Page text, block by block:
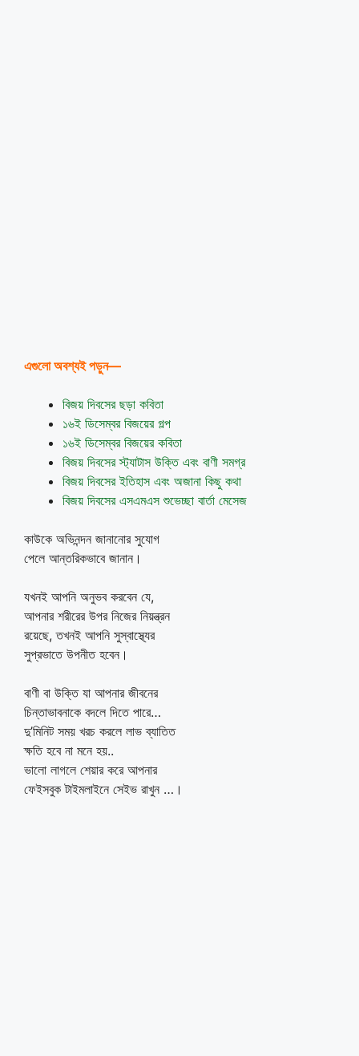
এগুলো অবশ্যই পড়ুন—
বিজয় দিবসের ছড়া কবিতা
১৬ই ডিসেম্বর বিজয়ের গল্প
১৬ই ডিসেম্বর বিজয়ের কবিতা
বিজয় দিবসের স্ট্যাটাস উক্তি এবং বাণী সমগ্র
বিজয় দিবসের ইতিহাস এবং অজানা কিছু কথা
বিজয় দিবসের এসএমএস শুভেচ্ছা বার্তা মেসেজ
কাউকে অভিনন্দন জানানোর সুযোগ
পেলে আন্তরিকভাবে জানান।
যখনই আপনি অনুভব করবেন যে,
আপনার শরীরের উপর নিজের নিয়ন্ত্রন
রয়েছে, তখনই আপনি সুস্বাস্থ্যের
সুপ্রভাতে উপনীত হবেন।
বাণী বা উক্তি যা আপনার জীবনের
চিন্তাভাবনাকে বদলে দিতে পারে…
দু’মিনিট সময় খরচ করলে লাভ ব্যাতিত
ক্ষতি হবে না মনে হয়..
ভালো লাগলে শেয়ার করে আপনার
ফেইসবুক টাইমলাইনে সেইভ রাখুন …।